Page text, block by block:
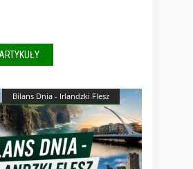
Bilans Dnia - Irlandzki Flesz